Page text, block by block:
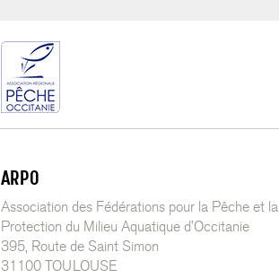
ARPO
Association des Fédérations pour la Pêche et la
Protection du Milieu Aquatique d’Occitanie
395, Route de Saint Simon
31100 TOULOUSE